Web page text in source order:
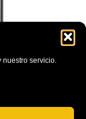
nuestro servicio.